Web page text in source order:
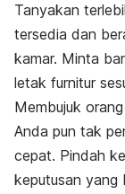
Tanyakan
tersedia dan
kamar. Minta
letak furnitur
Membujuk
Anda pun tak
cepat. Pindah
keputusan yang